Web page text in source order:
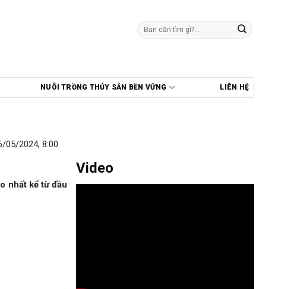
Tìm
kiếm:
NUÔI TRỒNG THỦY SẢN BỀN VỮNG LIÊN HỆ
05/2024, 8:00
nhất kể từ đầu
Video